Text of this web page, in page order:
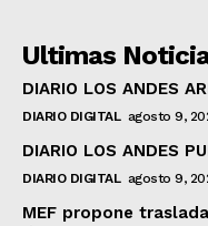
Ultimas
DIARIO LOS ANDES
DIARIO DIGITAL agosto 9,
DIARIO LOS ANDES
DIARIO DIGITAL agosto 9,
MEF propone